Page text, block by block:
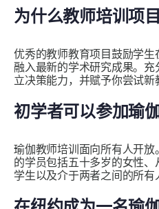
为什么教师培训项
优秀的教师教育项目鼓励学
融入最新的学术研究成果。
立决策能力，并赋予你尝试新
初学者可以参加瑜
瑜伽教师培训面向所有人开
的学员包括五十多岁的女性
学生以及介于两者之间的所有